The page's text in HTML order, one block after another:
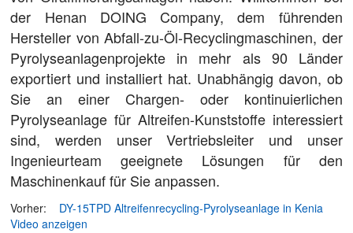
der Henan DOING Company, dem führenden
Hersteller von Abfall-zu-Öl-Recyclingmaschinen, der
Pyrolyseanlagenprojekte in mehr als 90 Länder
exportiert und installiert hat. Unabhängig davon, ob
Sie an einer Chargen- oder kontinuierlichen
Pyrolyseanlage für Altreifen-Kunststoffe interessiert
sind, werden unser Vertriebsleiter und unser
Ingenieurteam geeignete Lösungen für den
Maschinenkauf für Sie anpassen.
Vorher:
DY-15TPD Altreifenrecycling-Pyrolyseanlage in Kenia
Video anzeigen